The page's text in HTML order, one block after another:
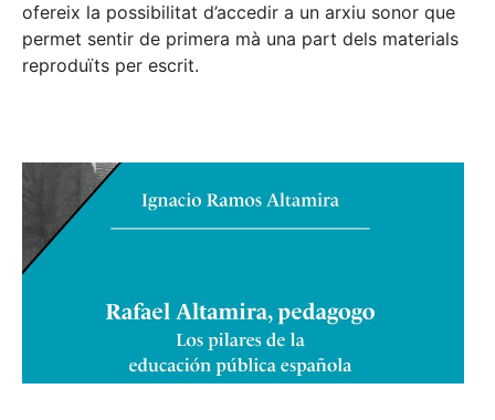
ofereix la possibilitat d’accedir a un arxiu sonor que
permet sentir de primera mà una part dels materials
reproduïts per escrit.